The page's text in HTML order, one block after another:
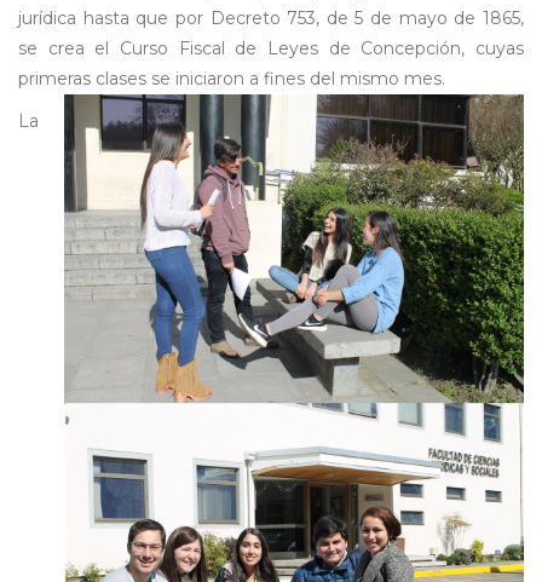
jurídica hasta que por Decreto 753, de 5 de mayo de 1865,
se crea el Curso Fiscal de Leyes de Concepción, cuyas
primeras clases se iniciaron a fines del mismo mes.
La